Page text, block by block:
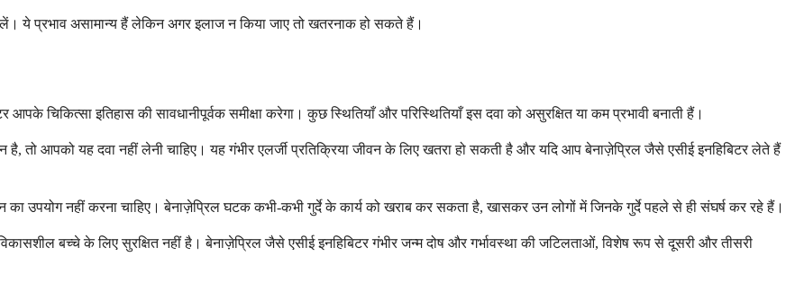
ये प्रभाव असामान्य हैं लेकिन अगर इलाज न किया जाए तो खतरनाक हो सकते हैं।
चिकित्सा इतिहास की सावधानीपूर्वक समीक्षा करेगा। कुछ स्थितियाँ और परिस्थितियाँ इस दवा को असुरक्षित या कम प्रभावी बनाती हैं।
तो आपको यह दवा नहीं लेनी चाहिए। यह गंभीर एलर्जी प्रतिक्रिया जीवन के लिए खतरा हो सकती है और यदि आप बेनाज़ेप्रिल जैसे एसीई इनहिबिटर लेते हैं
का उपयोग नहीं करना चाहिए। बेनाज़ेप्रिल घटक कभी-कभी गुर्दे के कार्य को खराब कर सकता है, खासकर उन लोगों में जिनके गुर्दे पहले से ही संघर्ष कर रहे हैं।
बच्चे के लिए सुरक्षित नहीं है। बेनाज़ेप्रिल जैसे एसीई इनहिबिटर गंभीर जन्म दोष और गर्भावस्था की जटिलताओं, विशेष रूप से दूसरी और तीसरी